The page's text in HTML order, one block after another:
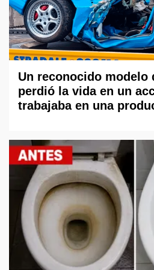
Un reconocido modelo
perdió la vida en un
trabajaba en una